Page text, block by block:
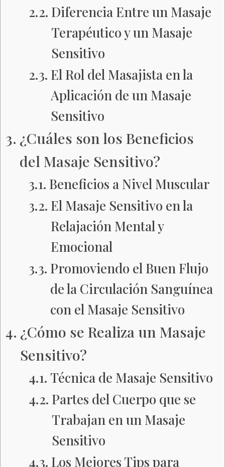
Diferencia Entre un Masaje
Terapéutico y un Masaje
Sensitivo
El Rol del Masajista en la
Aplicación de un Masaje
Sensitivo
¿Cuáles son los Beneficios
del Masaje Sensitivo?
Beneficios a Nivel Muscular
El Masaje Sensitivo en la
Relajación Mental y
Emocional
Promoviendo el Buen Flujo
de la Circulación Sanguínea
con el Masaje Sensitivo
¿Cómo se Realiza un Masaje
Sensitivo?
Técnica de Masaje Sensitivo
Partes del Cuerpo que se
Trabajan en un Masaje
Sensitivo
Los Mejores Tips para